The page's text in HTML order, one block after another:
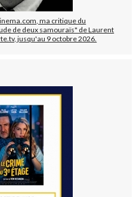
ma critique du
de deux samouraïs" de Laurent
jusqu'au 9 octobre 2026.